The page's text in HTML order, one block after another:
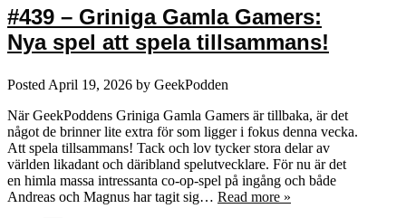
#439 – Griniga Gamla Gamers:
Nya spel att spela tillsammans!
Posted April 19, 2026 by GeekPodden
När GeekPoddens Griniga Gamla Gamers är tillbaka, är det
något de brinner lite extra för som ligger i fokus denna vecka.
Att spela tillsammans! Tack och lov tycker stora delar av
världen likadant och däribland spelutvecklare. För nu är det
en himla massa intressanta co-op-spel på ingång och både
Andreas och Magnus har tagit sig… Read more »